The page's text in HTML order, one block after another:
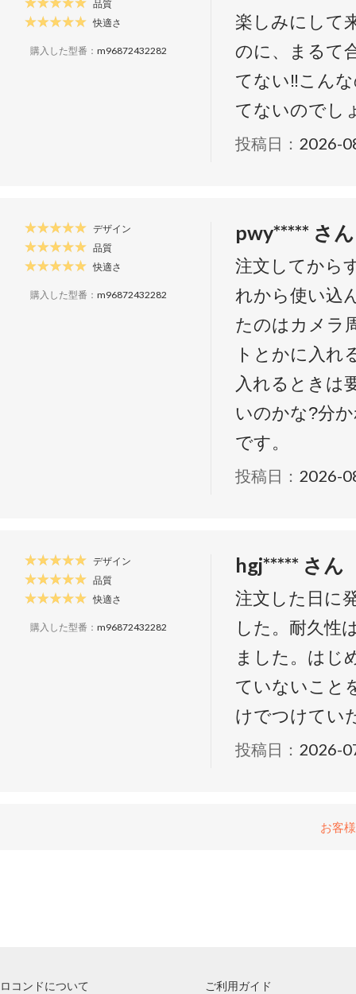
品質
快適さ
購入した型番： m96872432282
楽しみにして
のに、まるて
てない‼️こん
てないのでし
投稿日： 2026-
デザイン
品質
快適さ
購入した型番： m96872432282
pwy***** さん
注文してから
れから使い込
たのはカメラ
トとかに入れ
入れるときは
いのかな?分
です。
投稿日： 2026-
デザイン
品質
快適さ
購入した型番： m96872432282
hgj***** さん
注文した日に
した。耐久性
ました。はじ
ていないこと
けでつけてい
投稿日： 2026-
お客
ロコンドについて ご利用ガイド